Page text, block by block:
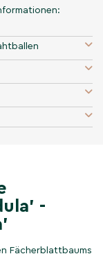
-
Fächerblattbaums